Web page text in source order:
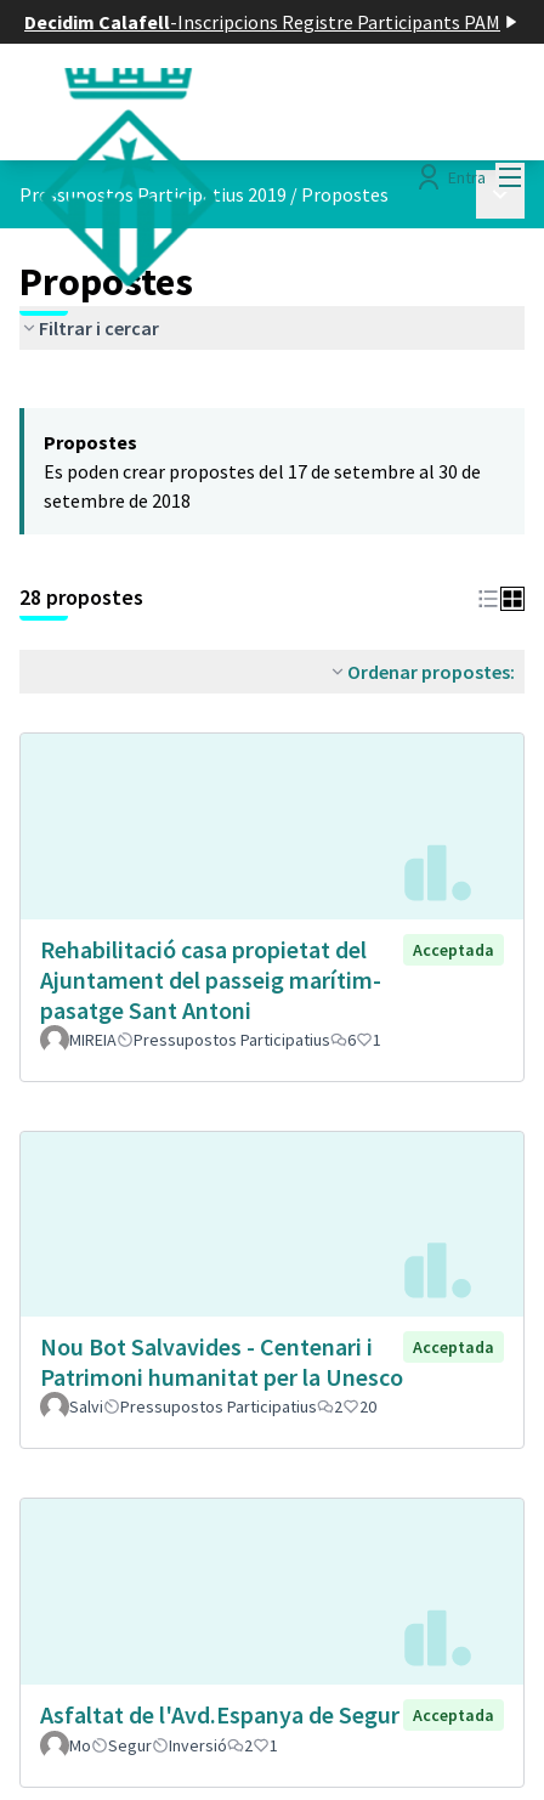
Decidim Calafell-Inscripcions Registre Participants PAM
Entra
Pressupostos Participatius 2019 / Propostes
Propostes
Filtrar i cercar
−
Propostes
Es poden crear propostes del 17 de setembre al 30 de
setembre de 2018
28 propostes
Ordenar propostes:
Rehabilitació casa propietat del
Ajuntament del passeig marítim-
pasatge Sant Antoni
Acceptada
MIREIA Pressupostos Participatius 6 1
Nou Bot Salvavides - Centenari i
Patrimoni humanitat per la Unesco
Acceptada
Salvi Pressupostos Participatius 2 20
Asfaltat de l'Avd.Espanya de Segur
Acceptada
Mo
Segur Inversió 2 1